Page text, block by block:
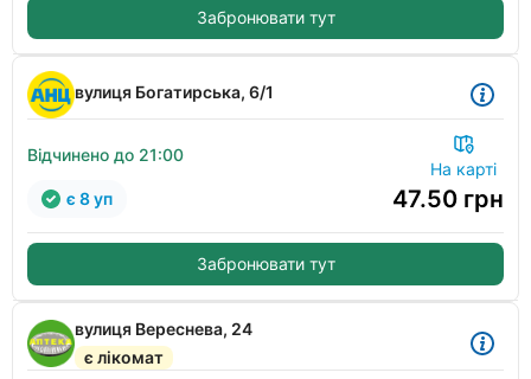
Забронювати тут
вулиця Богатирська, 6/1
Відчинено до 21:00
На карті
47.50 грн
є 8 уп
Забронювати тут
вулиця Вереснева, 24
є лікомат